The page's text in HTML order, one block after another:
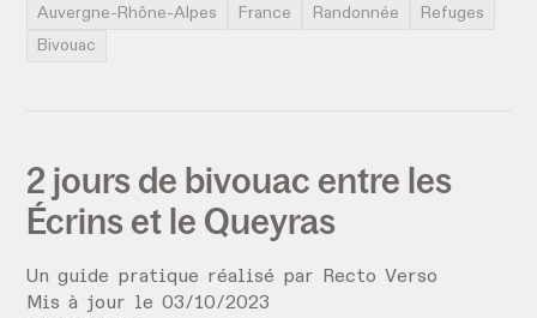
Auvergne-Rhône-Alpes
France Randonnée
Refuges
Bivouac
2 jours de bivouac entre les
Écrins et le Queyras
Un guide pratique réalisé par
Recto Verso
Mis à jour le03/10/2023